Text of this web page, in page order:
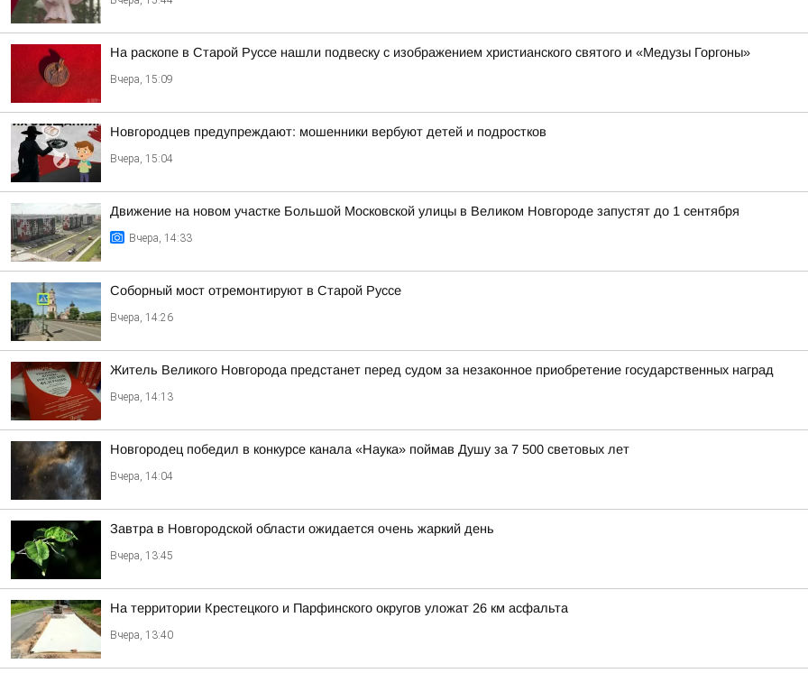
На раскопе в Старой Руссе нашли подвеску с изображением христианского святого и «Медузы Горгоны»
Вчера, 15:09
Новгородцев предупреждают: мошенники вербуют детей и подростков
Вчера, 15:04
Движение на новом участке Большой Московской улицы в Великом Новгороде запустят до 1 сентября
Вчера, 14:33
Соборный мост отремонтируют в Старой Руссе
Вчера, 14:26
Житель Великого Новгорода предстанет перед судом за незаконное приобретение государственных наград
Вчера, 14:13
Новгородец победил в конкурсе канала «Наука» поймав Душу за 7 500 световых лет
Вчера, 14:04
Завтра в Новгородской области ожидается очень жаркий день
Вчера, 13:45
На территории Крестецкого и Парфинского округов уложат 26 км асфальта
Вчера, 13:40